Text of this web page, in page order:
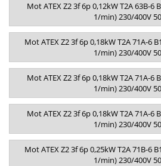
Mot ATEX Z2 3f 6p 0,12kW T2A 63B-6
1/min) 230/400V
Mot ATEX Z2 3f 6p 0,18kW T2A 71A-6
1/min) 230/400V
Mot ATEX Z2 3f 6p 0,18kW T2A 71A-6
1/min) 230/400V
Mot ATEX Z2 3f 6p 0,18kW T2A 71A-6
1/min) 230/400V
Mot ATEX Z2 3f 6p 0,25kW T2A 71B-6
1/min) 230/400V